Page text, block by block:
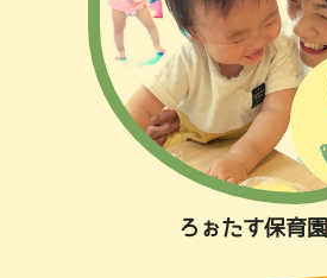
ろぉたす保育園